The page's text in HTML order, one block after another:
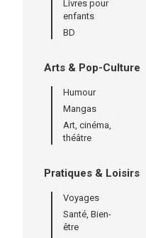
Livres pour
enfants
BD
Arts & Pop-Culture
Humour
Mangas
Art, cinéma,
théâtre
Pratiques & Loisirs
Voyages
Santé, Bien-
être